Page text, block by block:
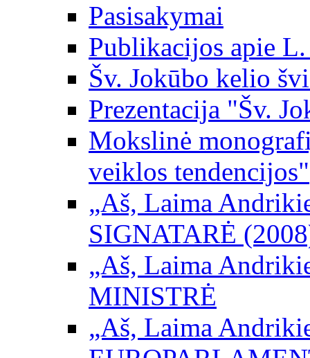
Pasisakymai
Publikacijos apie
Šv. Jokūbo kelio
Prezentacija "Šv.
Mokslinė
veiklos tendencijos"
„Aš, Laima
SIGNATARĖ
„Aš, Laima
MINISTRĖ
„Aš, Laima